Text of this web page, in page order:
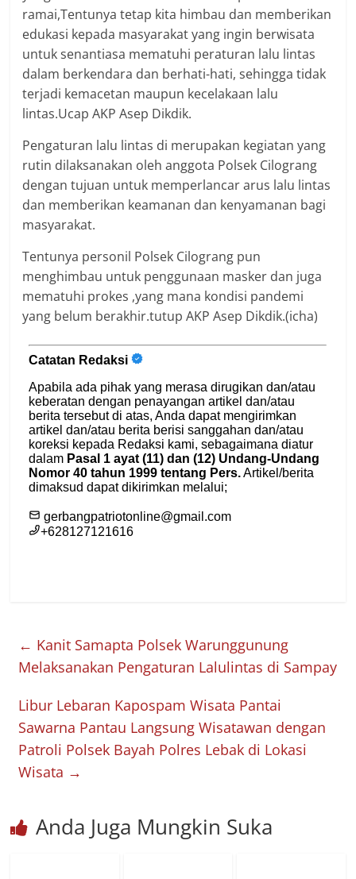
ramai,Tentunya tetap kita himbau dan memberikan
edukasi kepada masyarakat yang ingin berwisata
untuk senantiasa mematuhi peraturan lalu lintas
dalam berkendara dan berhati-hati, sehingga tidak
terjadi kemacetan maupun kecelakaan lalu
lintas.Ucap AKP Asep Dikdik.
Pengaturan lalu lintas di merupakan kegiatan yang
rutin dilaksanakan oleh anggota Polsek Cilograng
dengan tujuan untuk memperlancar arus lalu lintas
dan memberikan keamanan dan kenyamanan bagi
masyarakat.
Tentunya personil Polsek Cilograng pun
menghimbau untuk penggunaan masker dan juga
mematuhi prokes ,yang mana kondisi pandemi
yang belum berakhir.tutup AKP Asep Dikdik.(icha)
← Kanit Samapta Polsek Warunggunung
Melaksanakan Pengaturan Lalulintas di Sampay
Libur Lebaran Kapospam Wisata Pantai
Sawarna Pantau Langsung Wisatawan dengan
Patroli Polsek Bayah Polres Lebak di Lokasi
Wisata →
Anda Juga Mungkin Suka